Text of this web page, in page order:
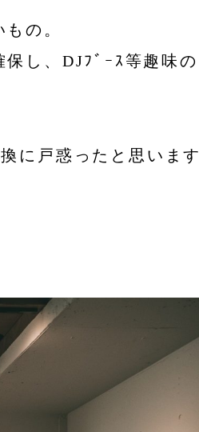
の。
し、DJﾌﾞｰｽ等趣味の
に戸惑ったと思います